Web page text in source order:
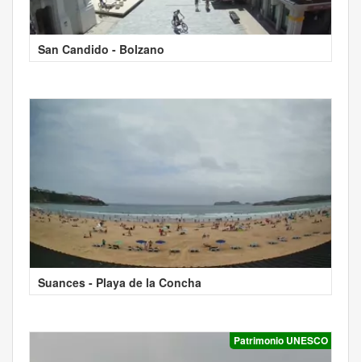
San Candido - Bolzano
Suances - Playa de la Concha
Patrimonio UNESCO